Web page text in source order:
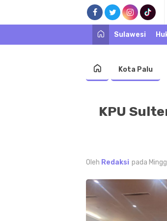
Sulawesi
Kota Palu
KPU
Oleh Redaksi pada